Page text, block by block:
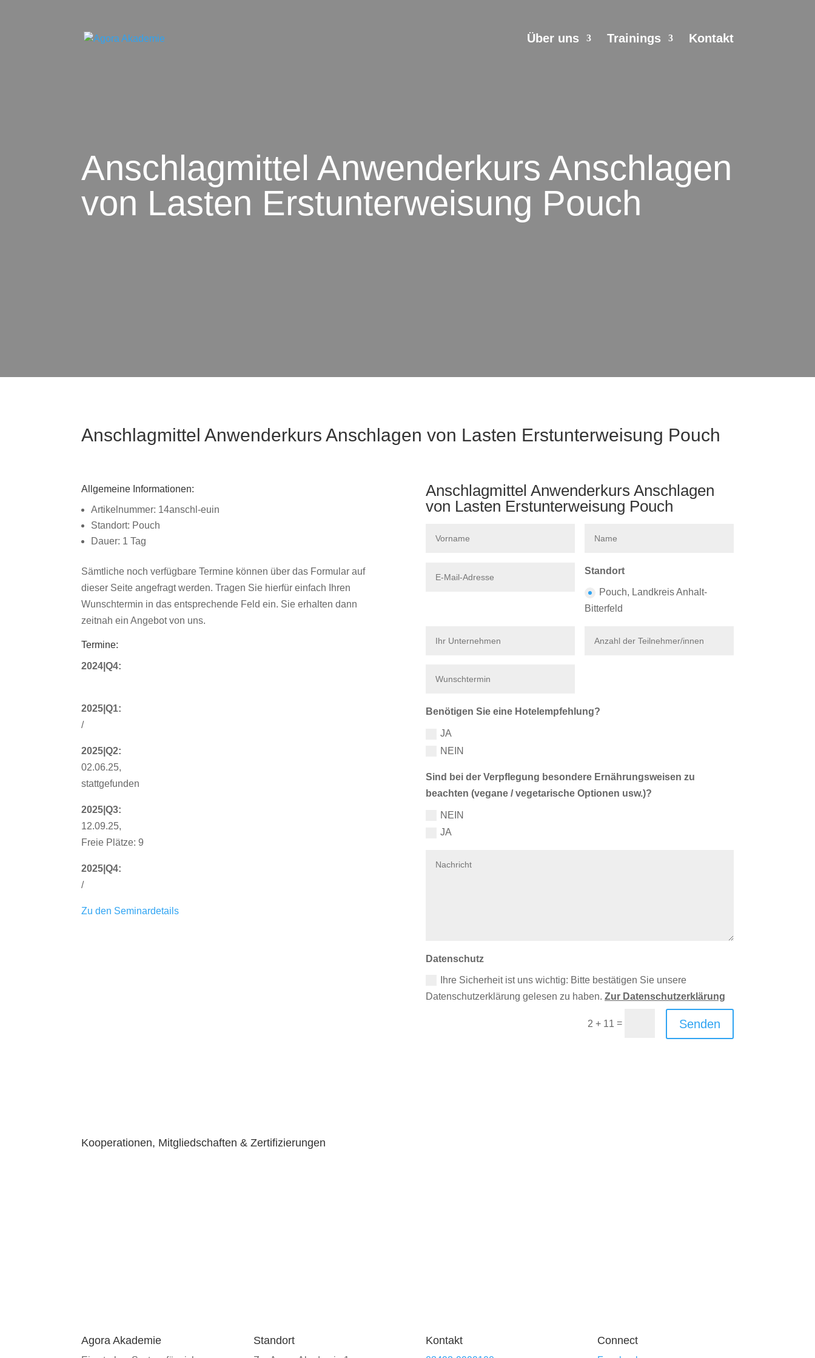
Über uns Trainings Kontakt
Anschlagmittel Anwenderkurs Anschlagen
von Lasten Erstunterweisung Pouch
Anschlagmittel Anwenderkurs Anschlagen von Lasten Erstunterweisung Pouch
Allgemeine Informationen:
Artikelnummer: 14anschl-euin
Standort: Pouch
Dauer: 1 Tag
Sämtliche noch verfügbare Termine können über das Formular auf
dieser Seite angefragt werden. Tragen Sie hierfür einfach Ihren
Wunschtermin in das entsprechende Feld ein. Sie erhalten dann
zeitnah ein Angebot von uns.
Termine:
2024|Q4:
2025|Q1:
/
2025|Q2:
02.06.25,
stattgefunden
2025|Q3:
12.09.25,
Freie Plätze: 9
2025|Q4:
/
Zu den Seminardetails
Anschlagmittel Anwenderkurs Anschlagen
von Lasten Erstunterweisung Pouch
Standort
Pouch, Landkreis Anhalt-
Bitterfeld
Benötigen Sie eine Hotelempfehlung?
JA
NEIN
Sind bei der Verpflegung besondere Ernährungsweisen zu
beachten (vegane / vegetarische Optionen usw.)?
NEIN
JA
Datenschutz
Ihre Sicherheit ist uns wichtig: Bitte bestätigen Sie unsere
Datenschutzerklärung gelesen zu haben. Zur Datenschutzerklärung
2 + 11 = Senden
Kooperationen, Mitgliedschaften & Zertifizierungen
Agora Akademie Standort Kontakt Connect